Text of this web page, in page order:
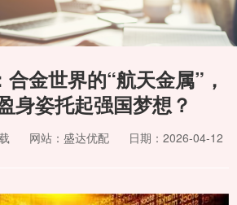
金世界的“航天金属”，
身姿托起强国梦想？
网站：盛达优配
日期：2026-04-12